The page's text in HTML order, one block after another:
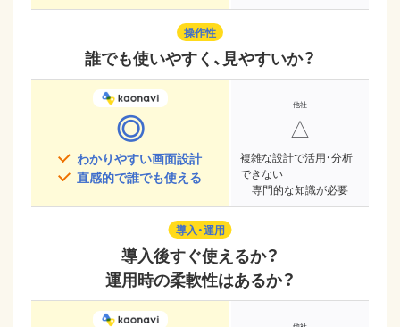
操作性
誰でも使いやすく、見やすいか？
◎
わかりやすい画面設計
直感的で誰でも使える
△
複雑な設計で活用・分析
できない
専門的な知識が必要
導入・運用
導入後すぐ使えるか？
運用時の柔軟性はあるか？